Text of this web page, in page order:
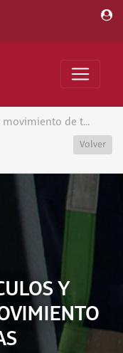
movimiento de t...
Volver
Y